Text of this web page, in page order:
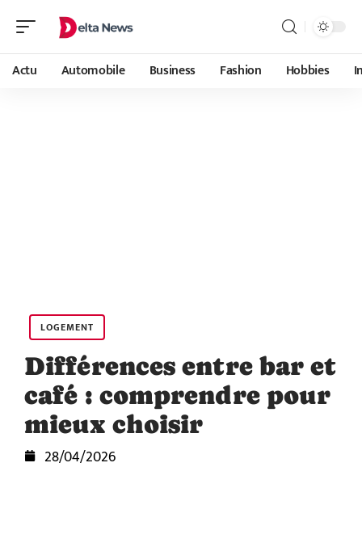
Actu Automobile Business Fashion Hobbies
LOGEMENT
Différences entre bar et
café : comprendre pour
mieux choisir
28/04/2026